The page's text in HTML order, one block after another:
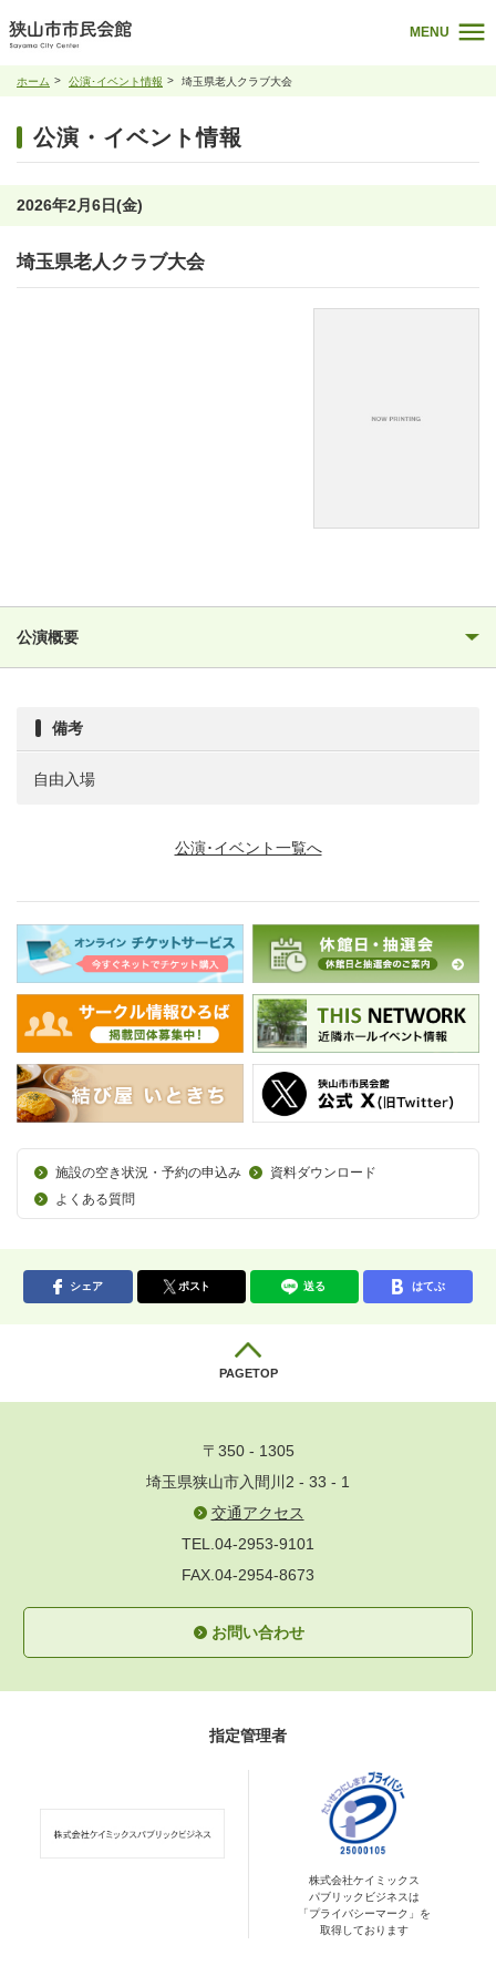
MENU
ホーム 公演･イベント情報 埼玉県老人クラブ大会
公演・イベント情報
2026年2月6日(金)
埼玉県老人クラブ大会
公演概要
備考
自由入場
公演･イベント一覧へ
施設の空き状況・予約の申込み
資料ダウンロード
よくある質問
シェア ポスト 送る はてぶ
PAGETOP
〒350 - 1305
埼玉県狭山市入間川2 - 33 - 1
交通アクセス
TEL.04-2953-9101
FAX.04-2954-8673
お問い合わせ
指定管理者
株式会社ケイミックス
パブリックビジネスは
「プライバシーマーク」を
取得しております